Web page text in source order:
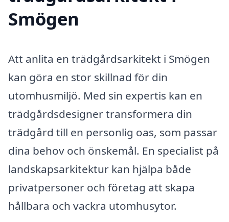
Smögen
Att anlita en trädgårdsarkitekt i Smögen
kan göra en stor skillnad för din
utomhusmiljö. Med sin expertis kan en
trädgårdsdesigner transformera din
trädgård till en personlig oas, som passar
dina behov och önskemål. En specialist på
landskapsarkitektur kan hjälpa både
privatpersoner och företag att skapa
hållbara och vackra utomhusytor.